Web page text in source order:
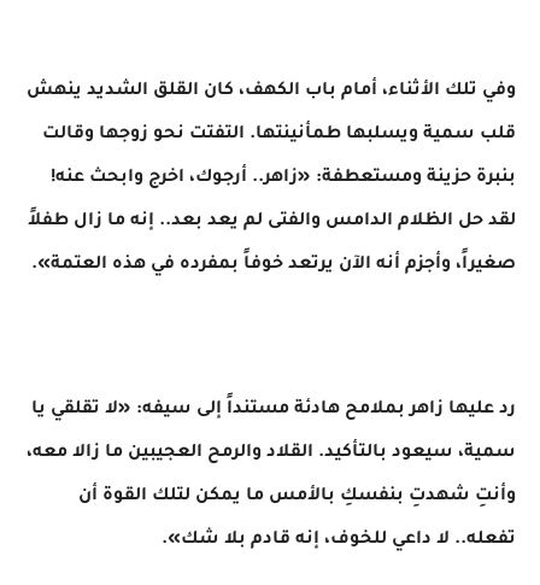
​وفي تلك الأثناء، أمام باب الكهف، كان القلق الشديد ينهش
قلب سمية ويسلبها طمأنينتها. التفتت نحو زوجها وقالت
بنبرة حزينة ومستعطفة: «زاهر.. أرجوك، اخرج وابحث عنه!
لقد حل الظلام الدامس والفتى لم يعد بعد.. إنه ما زال طفلاً
صغيراً، وأجزم أنه الآن يرتعد خوفاً بمفرده في هذه العتمة».
رد عليها زاهر بملامح هادئة مستنداً إلى سيفه: «لا تقلقي يا
سمية، سيعود بالتأكيد. القلاد والرمح العجيبين ما زالا معه،
وأنتِ شهدتِ بنفسكِ بالأمس ما يمكن لتلك القوة أن
تفعله.. لا داعي للخوف، إنه قادم بلا شك».